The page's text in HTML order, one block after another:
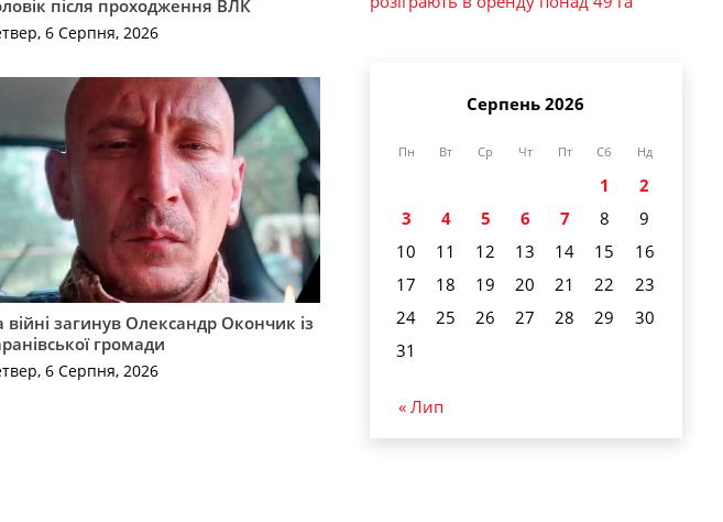
після проходження ВЛК
6 Серпня, 2026
війні загинув Олександр Окончик із
громади
6 Серпня, 2026
Серпень 2026
Пн Вт Ср Чт Пт Сб Нд
1
2
3
4 5 6 7 8
9
10
11 12 13 14 15
16
17
18 19 20 21 22
23
24
25 26 27 28 29
30
31
« Лип